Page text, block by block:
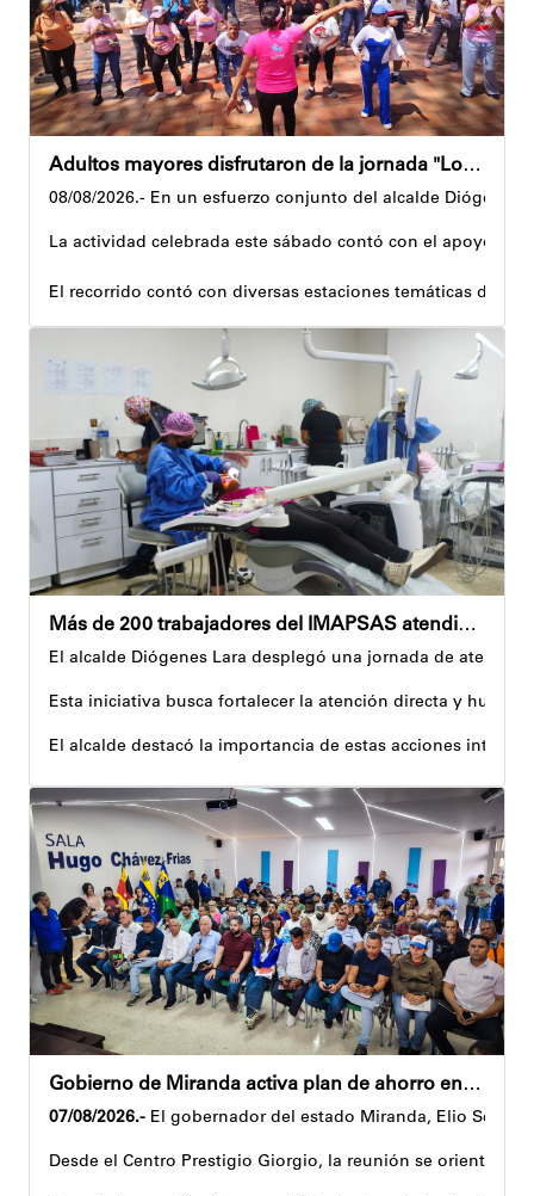
Adultos mayores disfrutaron de la jornada "Los abuelos ríen, Venezuela ríe"
08/08/2026.- En un esfuerzo conjunto del alcalde
La actividad celebrada este sábado contó con el apoyo
El recorrido contó con diversas estaciones temáticas
Cuerpo y movimiento: espacio dedicado a la
Juegos didácticos: memoria y dinámicas didácticas
Cultura, sombra y cosecha: actividad lúdico-
El encuentro congregó a abuelos provenientes de tres
Con estas iniciativas, el alcalde Diógenes Lara reafirma
Andyvell Román
Más de 200 trabajadores del IMAPSAS atendidos en jornada integral
El alcalde Diógenes Lara desplegó una jornada de
Esta iniciativa busca fortalecer la atención directa y
El alcalde destacó la importancia de estas acciones
Asimismo, añadió que estas jornadas se realizarán de
La fuerza trabajadora expresó su gratitud por este
En la misma línea, Margarita Solórzano compartió su
Con esta programación especial, la Alcaldía del Municipio
Gobierno de Miranda activa plan de ahorro energético en la entidad
07/08/2026.- El gobernador del estado Miranda, Elio
Desde el Centro Prestigio Giorgio, la reunión se orientó al